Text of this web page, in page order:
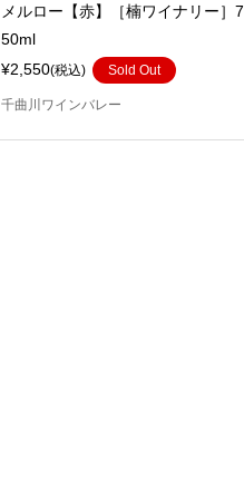
メルロー【赤】［楠ワイナリー］7
50ml
¥2,550(税込) Sold Out
千曲川ワインバレー